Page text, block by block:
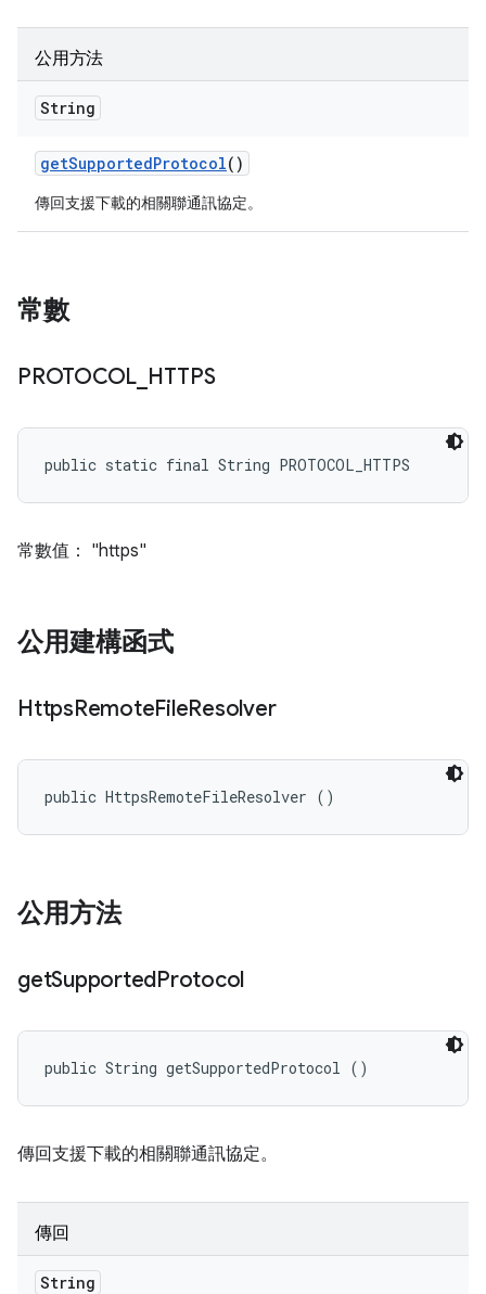
公用方法
String
getSupportedProtocol()
傳回支援下載的相關聯通訊協定。
常數
PROTOCOL HTTPS
public static final String PROTOCOL_HTTPS
常數值： "https"
公用建構函式
HttpsRemoteFileResolver
public HttpsRemoteFileResolver ()
公用方法
getSupportedProtocol
public String getSupportedProtocol ()
傳回支援下載的相關聯通訊協定。
傳回
String